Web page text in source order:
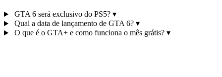
GTA 6 será exclusivo do PS5? ▾
Qual a data de lançamento de GTA 6? ▾
O que é o GTA+ e como funciona o mês grátis? ▾